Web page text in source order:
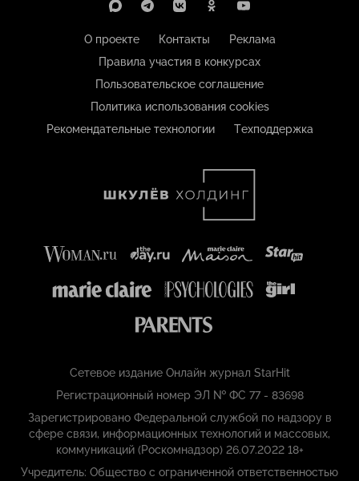
О проекте Контакты
Реклама
Правила участия в конкурсах
Пользовательское соглашение
Политика использования cookies
Рекомендательные технологии
Техподдержка
Сетевое издание Онлайн журнал StarHit
Регистрационный номер ЭЛ № ФС 77 - 83698
Зарегистрировано Федеральной службой по надзору в
сфере связи, информационных технологий и массовых,
коммуникаций (Роскомнадзор) 26.07.2022 18+
Учредитель: Общество с ограниченной ответственностью